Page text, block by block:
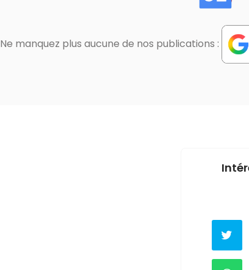
Ne manquez plus aucune de nos publications :